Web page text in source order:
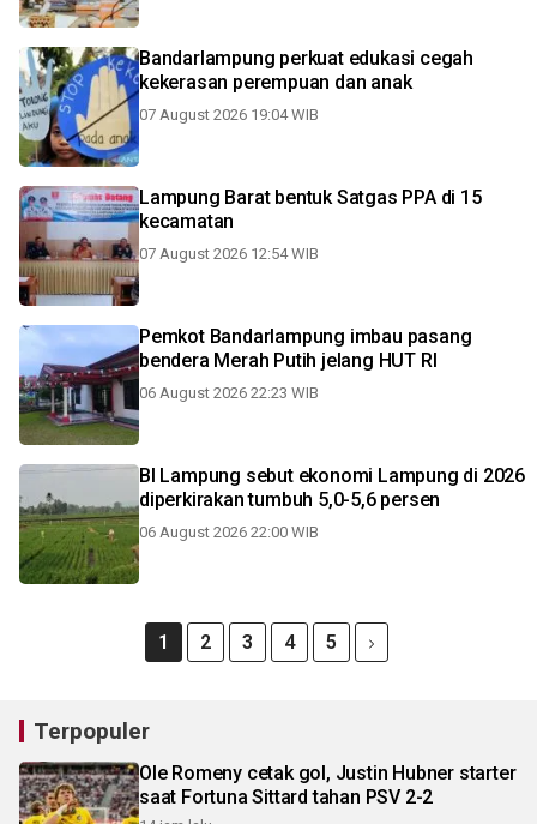
Bandarlampung perkuat edukasi cegah
kekerasan perempuan dan anak
07 August 2026 19:04 WIB
Lampung Barat bentuk Satgas PPA di 15
kecamatan
07 August 2026 12:54 WIB
Pemkot Bandarlampung imbau pasang
bendera Merah Putih jelang HUT RI
06 August 2026 22:23 WIB
BI Lampung sebut ekonomi Lampung di 2026
diperkirakan tumbuh 5,0-5,6 persen
06 August 2026 22:00 WIB
1 2 3 4 5
Terpopuler
Ole Romeny cetak gol, Justin Hubner starter
saat Fortuna Sittard tahan PSV 2-2